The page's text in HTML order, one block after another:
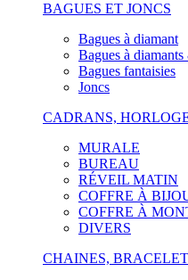
BAGUES ET JONCS
Bagues à diamant
Bagues à
Bagues fantaisies
Joncs
CADRANS,
MURALE
BUREAU
RÉVEIL MATIN
COFFRE À
COFFRE À
DIVERS
CHAINES,